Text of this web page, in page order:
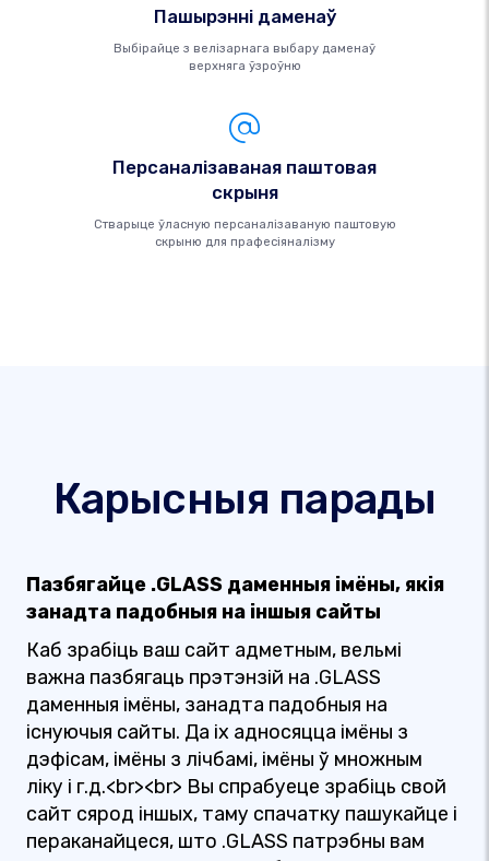
Пашырэнні даменаў
Выбірайце з велізарнага выбару даменаў
верхняга ўзроўню
Персаналізаваная паштовая
скрыня
Стварыце ўласную персаналізаваную паштовую
скрыню для прафесіяналізму
Карысныя парады
Пазбягайце .GLASS даменныя імёны, якія
занадта падобныя на іншыя сайты
Каб зрабіць ваш сайт адметным, вельмі
важна пазбягаць прэтэнзій на .GLASS
даменныя імёны, занадта падобныя на
існуючыя сайты. Да іх адносяцца імёны з
дэфісам, імёны з лічбамі, імёны ў множным
ліку і г.д.<br><br> Вы спрабуеце зрабіць свой
сайт сярод іншых, таму спачатку пашукайце і
пераканайцеся, што .GLASS патрэбны вам